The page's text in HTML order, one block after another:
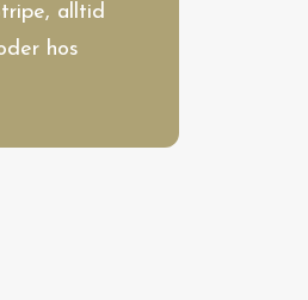
alltid
hos